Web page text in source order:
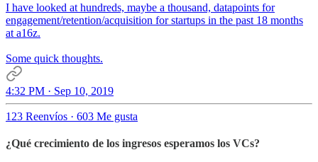
I have looked at hundreds, maybe a thousand, datapoints for
engagement/retention/acquisition for startups in the past 18 months
at a16z.
Some quick thoughts.
4:32 PM · Sep 10, 2019
123 Reenvíos · 603 Me gusta
¿Qué crecimiento de los ingresos esperamos los VCs?